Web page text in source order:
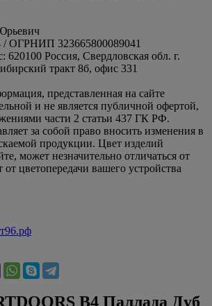
ОГРНИП 323665800089041
Россия, Свердловская обл. г.
тракт 8б, офис 331
представленная на сайте
и не является публичной офертой,
части 2 статьи 437 ГК РФ.
за собой право вносить изменения в
продукции. Цвет изделий
может незначительно отличаться от
от цветопередачи вашего устройства
B4 Паллада Дуб